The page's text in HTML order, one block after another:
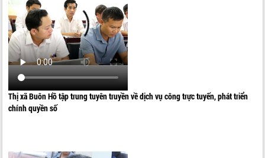
Thị xã Buôn Hồ tập trung tuyên truyền về dịch vụ công trực tuyến, phát triển
chính quyền số